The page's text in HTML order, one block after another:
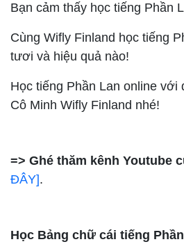
Bạn cảm thấy học tiếng Phần
Cùng Wifly Finland học tiếng
tươi và hiệu quả nào!
Học tiếng Phần Lan online với
Cô Minh Wifly Finland nhé!
=> Ghé thăm kênh Youtube
ĐÂY].
Học Bảng chữ cái tiếng Phần